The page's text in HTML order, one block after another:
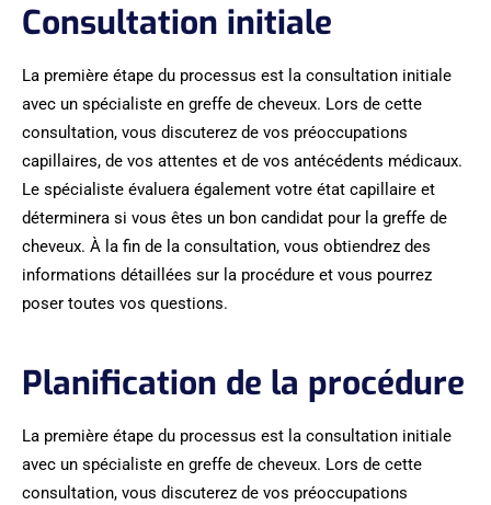
Consultation initiale
La première étape du processus est la consultation initiale
avec un spécialiste en greffe de cheveux. Lors de cette
consultation, vous discuterez de vos préoccupations
capillaires, de vos attentes et de vos antécédents médicaux.
Le spécialiste évaluera également votre état capillaire et
déterminera si vous êtes un bon candidat pour la greffe de
cheveux. À la fin de la consultation, vous obtiendrez des
informations détaillées sur la procédure et vous pourrez
poser toutes vos questions.
Planification de la procédure
La première étape du processus est la consultation initiale
avec un spécialiste en greffe de cheveux. Lors de cette
consultation, vous discuterez de vos préoccupations